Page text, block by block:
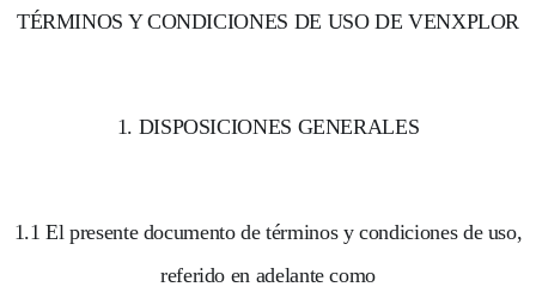
TÉRMINOS Y CONDICIONES DE USO DE VENXPLOR
1. DISPOSICIONES GENERALES
1.1 El presente documento de términos y condiciones de uso,
referido en adelante como